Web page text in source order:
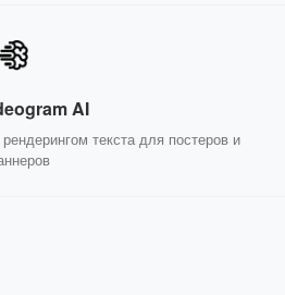
AI
текста для постеров и